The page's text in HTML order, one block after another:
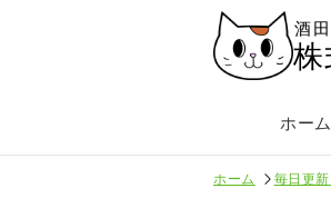
酒
ホーム
ホーム 毎日更